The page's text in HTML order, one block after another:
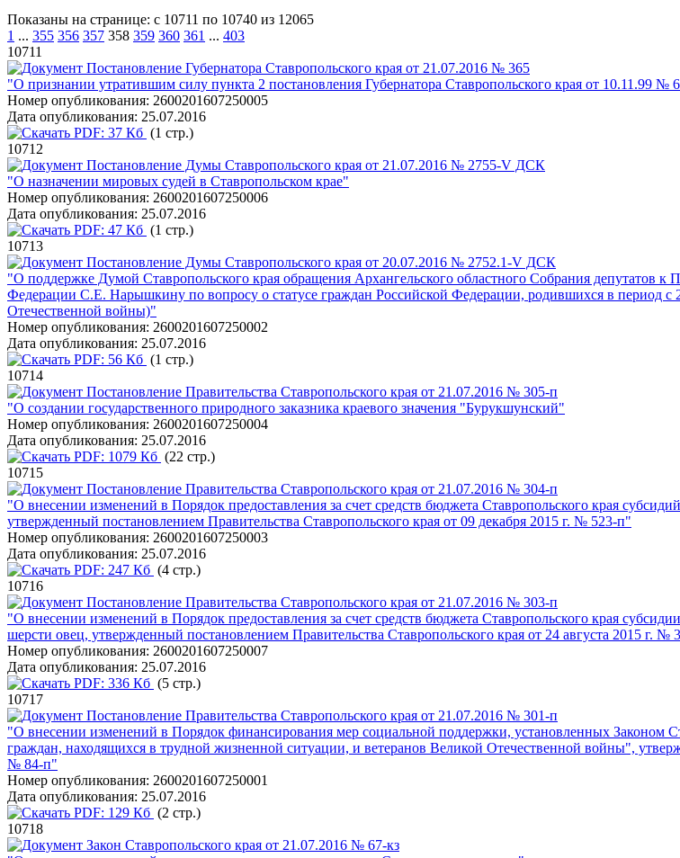
Показаны на странице: с 10711 по 10740 из 12065
1 ... 355 356 357 358 359 360 361 ... 403
10711
Постановление Губернатора Ставропольского края от 21.07.2016 № 365
"О признании утратившим силу пункта 2 постановления Губернатора Ставропольского края от 10.11.99 №
Номер опубликования: 2600201607250005
Дата опубликования: 25.07.2016
PDF: 37 Кб (1 стр.)
10712
Постановление Думы Ставропольского края от 21.07.2016 № 2755-V ДСК
"О назначении мировых судей в Ставропольском крае"
Номер опубликования: 2600201607250006
Дата опубликования: 25.07.2016
PDF: 47 Кб (1 стр.)
10713
Постановление Думы Ставропольского края от 20.07.2016 № 2752.1-V ДСК
"О поддержке Думой Ставропольского края обращения Архангельского областного Собрания депутатов
Федерации С.Е. Нарышкину по вопросу о статусе граждан Российской Федерации, родившихся в период с
Отечественной войны)"
Номер опубликования: 2600201607250002
Дата опубликования: 25.07.2016
PDF: 56 Кб (1 стр.)
10714
Постановление Правительства Ставропольского края от 21.07.2016 № 305-п
"О создании государственного природного заказника краевого значения "Бурукшунский"
Номер опубликования: 2600201607250004
Дата опубликования: 25.07.2016
PDF: 1079 Кб (22 стр.)
10715
Постановление Правительства Ставропольского края от 21.07.2016 № 304-п
"О внесении изменений в Порядок предоставления за счет средств бюджета Ставропольского края
утвержденный постановлением Правительства Ставропольского края от 09 декабря 2015 г. № 523-п"
Номер опубликования: 2600201607250003
Дата опубликования: 25.07.2016
PDF: 247 Кб (4 стр.)
10716
Постановление Правительства Ставропольского края от 21.07.2016 № 303-п
"О внесении изменений в Порядок предоставления за счет средств бюджета Ставропольского края
шерсти овец, утвержденный постановлением Правительства Ставропольского края от 24 августа 2015 г. №
Номер опубликования: 2600201607250007
Дата опубликования: 25.07.2016
PDF: 336 Кб (5 стр.)
10717
Постановление Правительства Ставропольского края от 21.07.2016 № 301-п
"О внесении изменений в Порядок финансирования мер социальной поддержки, установленных Законом
граждан, находящихся в трудной жизненной ситуации, и ветеранов Великой Отечественной войны",
№ 84-п"
Номер опубликования: 2600201607250001
Дата опубликования: 25.07.2016
PDF: 129 Кб (2 стр.)
10718
Закон Ставропольского края от 21.07.2016 № 67-кз